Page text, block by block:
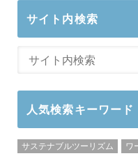
サイト内検索
人気検索キーワード
サステナブルツーリズム ワ